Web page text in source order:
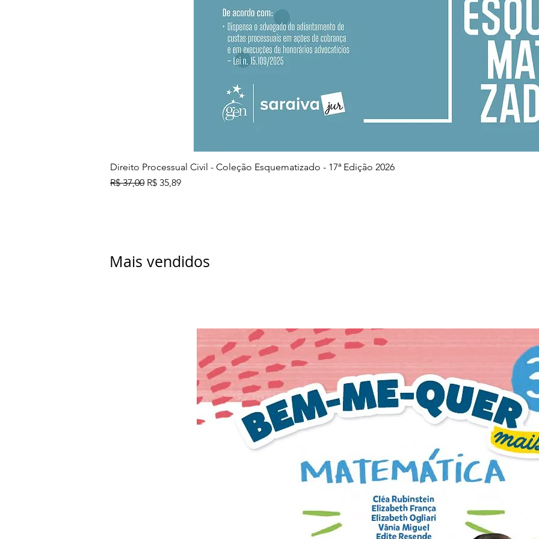
Visualização rápida
Direito Processual Civil - Coleção Esquematizado - 17ª Edição 2026
Preço normal
R$ 37,00 Preço promocional
R$ 35,89
Mais vendidos